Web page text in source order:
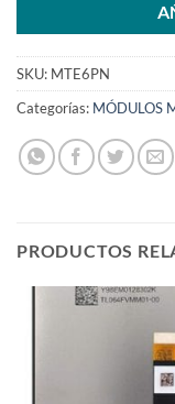
SKU: MTE6PN
Categorías: MÓDULOS
PRODUCTOS